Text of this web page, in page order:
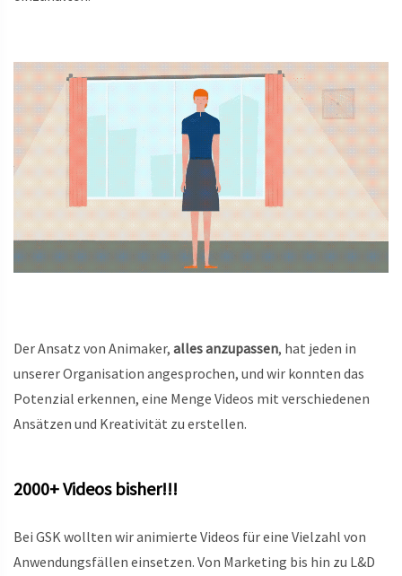
Der Ansatz von Animaker, alles anzupassen, hat jeden in
unserer Organisation angesprochen, und wir konnten das
Potenzial erkennen, eine Menge Videos mit verschiedenen
Ansätzen und Kreativität zu erstellen.
2000+ Videos bisher!!!
Bei GSK wollten wir animierte Videos für eine Vielzahl von
Anwendungsfällen einsetzen. Von Marketing bis hin zu L&D